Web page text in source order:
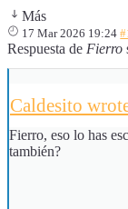
Más
17 Mar 2026 19:24
Respuesta de Fierro
Caldesito
Fierro, eso lo has
también?